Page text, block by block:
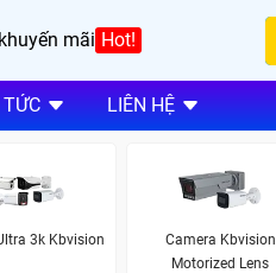
mãi Hot!
LIÊN HỆ
3k Kbvision
Camera Kbvision
Motorized Lens